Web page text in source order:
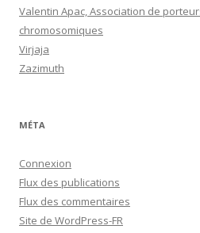
Valentin Apac, Association de
chromosomiques
Virjaja
Zazimuth
MÉTA
Connexion
Flux des publications
Flux des commentaires
Site de WordPress-FR